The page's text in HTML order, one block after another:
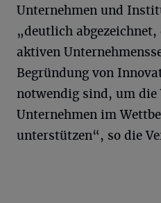
Unternehmen und
„deutlich
aktiven
Begründung von
notwendig sind, um die
Unternehmen im
unterstützen“, so die